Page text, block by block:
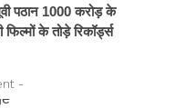
पठान 1000 करोड़ के
के तोड़े रिकॉर्ड्स
-